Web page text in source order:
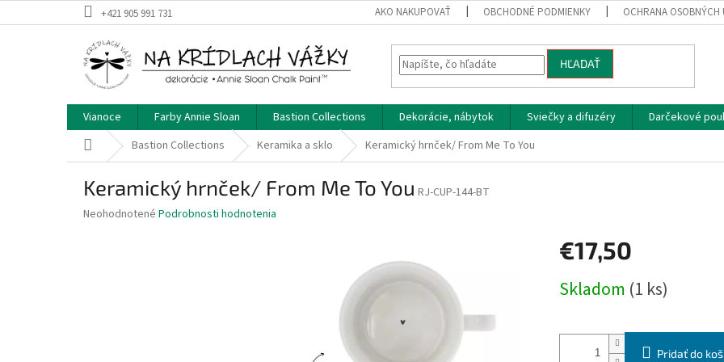
na
+421 905 991 731 AKO NAKUPOVAŤ OBCHODNÉ PODMIENKY OCHRANA OSOBNÝCH
HĽADAŤ
Vianoce Farby Annie Sloan Bastion Collections Dekorácie, nábytok Sviečky a difuzéry Darčekové
DomovBastion Collections Keramika a sklo Keramický hrnček/ From Me To You
Keramický hrnček/ From Me To You RJ-CUP-144-BT
Priemerné
Neohodnotené Podrobnosti hodnotenia
€17,50
cena:
Skladom (1 ks)
Pridať do